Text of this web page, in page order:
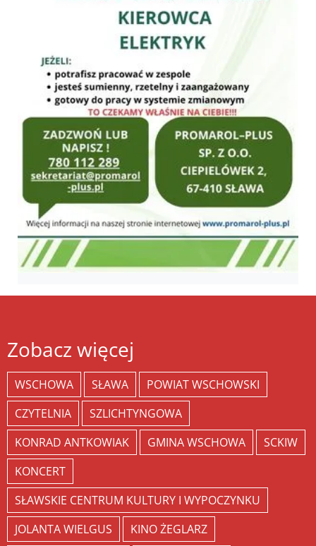
Zobacz więcej
WSCHOWA SŁAWA
POWIAT WSCHOWSKI
CZYTELNIA
SZLICHTYNGOWA
KONRAD ANTKOWIAK
GMINA WSCHOWA
SCKIW
KONCERT
SŁAWSKIE CENTRUM KULTURY I WYPOCZYNKU
JOLANTA WIELGUS
KINO ŻEGLARZ